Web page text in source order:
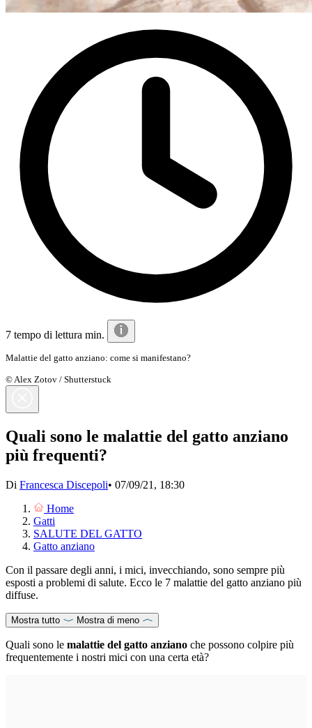
7 tempo di lettura min.
Malattie del gatto anziano: come si manifestano?
© Alex Zotov / Shutterstuck
Quali sono le malattie del gatto anziano
più frequenti?
Di Francesca Discepoli• 07/09/21, 18:30
Home
Gatti
SALUTE DEL GATTO
Gatto anziano
Con il passare degli anni, i mici, invecchiando, sono sempre più
esposti a problemi di salute. Ecco le 7 malattie del gatto anziano più
diffuse.
Mostra tutto Mostra di meno
Quali sono le malattie del gatto anziano che possono colpire più
frequentemente i nostri mici con una certa età?